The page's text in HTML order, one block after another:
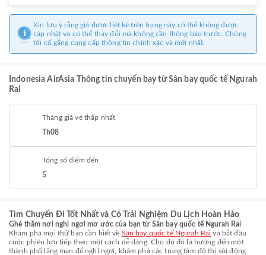
Xin lưu ý rằng giá được liệt kê trên trang này có thể không được
cập nhật và có thể thay đổi mà không cần thông báo trước. Chúng
tôi cố gắng cung cấp thông tin chính xác và mới nhất.
Indonesia AirAsia Thông tin chuyến bay từ Sân bay quốc tế Ngurah
Rai
Tháng giá vé thấp nhất
Th08
Tổng số điểm đến
5
Tìm Chuyến Đi Tốt Nhất và Có Trải Nghiệm Du Lịch Hoàn Hảo
Ghé thăm nơi nghỉ ngơi mơ ước của bạn từ Sân bay quốc tế Ngurah Rai
Khám phá mọi thứ bạn cần biết về Sân bay quốc tế Ngurah Rai và bắt đầu
cuộc phiêu lưu tiếp theo một cách dễ dàng. Cho dù đó là hướng đến một
thành phố lãng mạn để nghỉ ngơi, khám phá các trung tâm đô thị sôi động